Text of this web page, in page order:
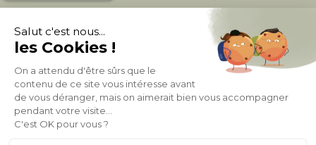
Expéditionen
24/72h
Appel gratuit
0 20 88 04 14